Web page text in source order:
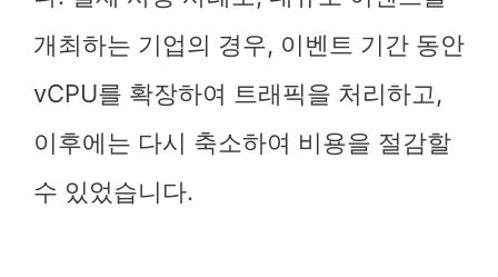
개최하는 기업의 경우, 이벤트 기간 동안
vCPU를 확장하여 트래픽을 처리하고,
이후에는 다시 축소하여 비용을 절감할
수 있었습니다.